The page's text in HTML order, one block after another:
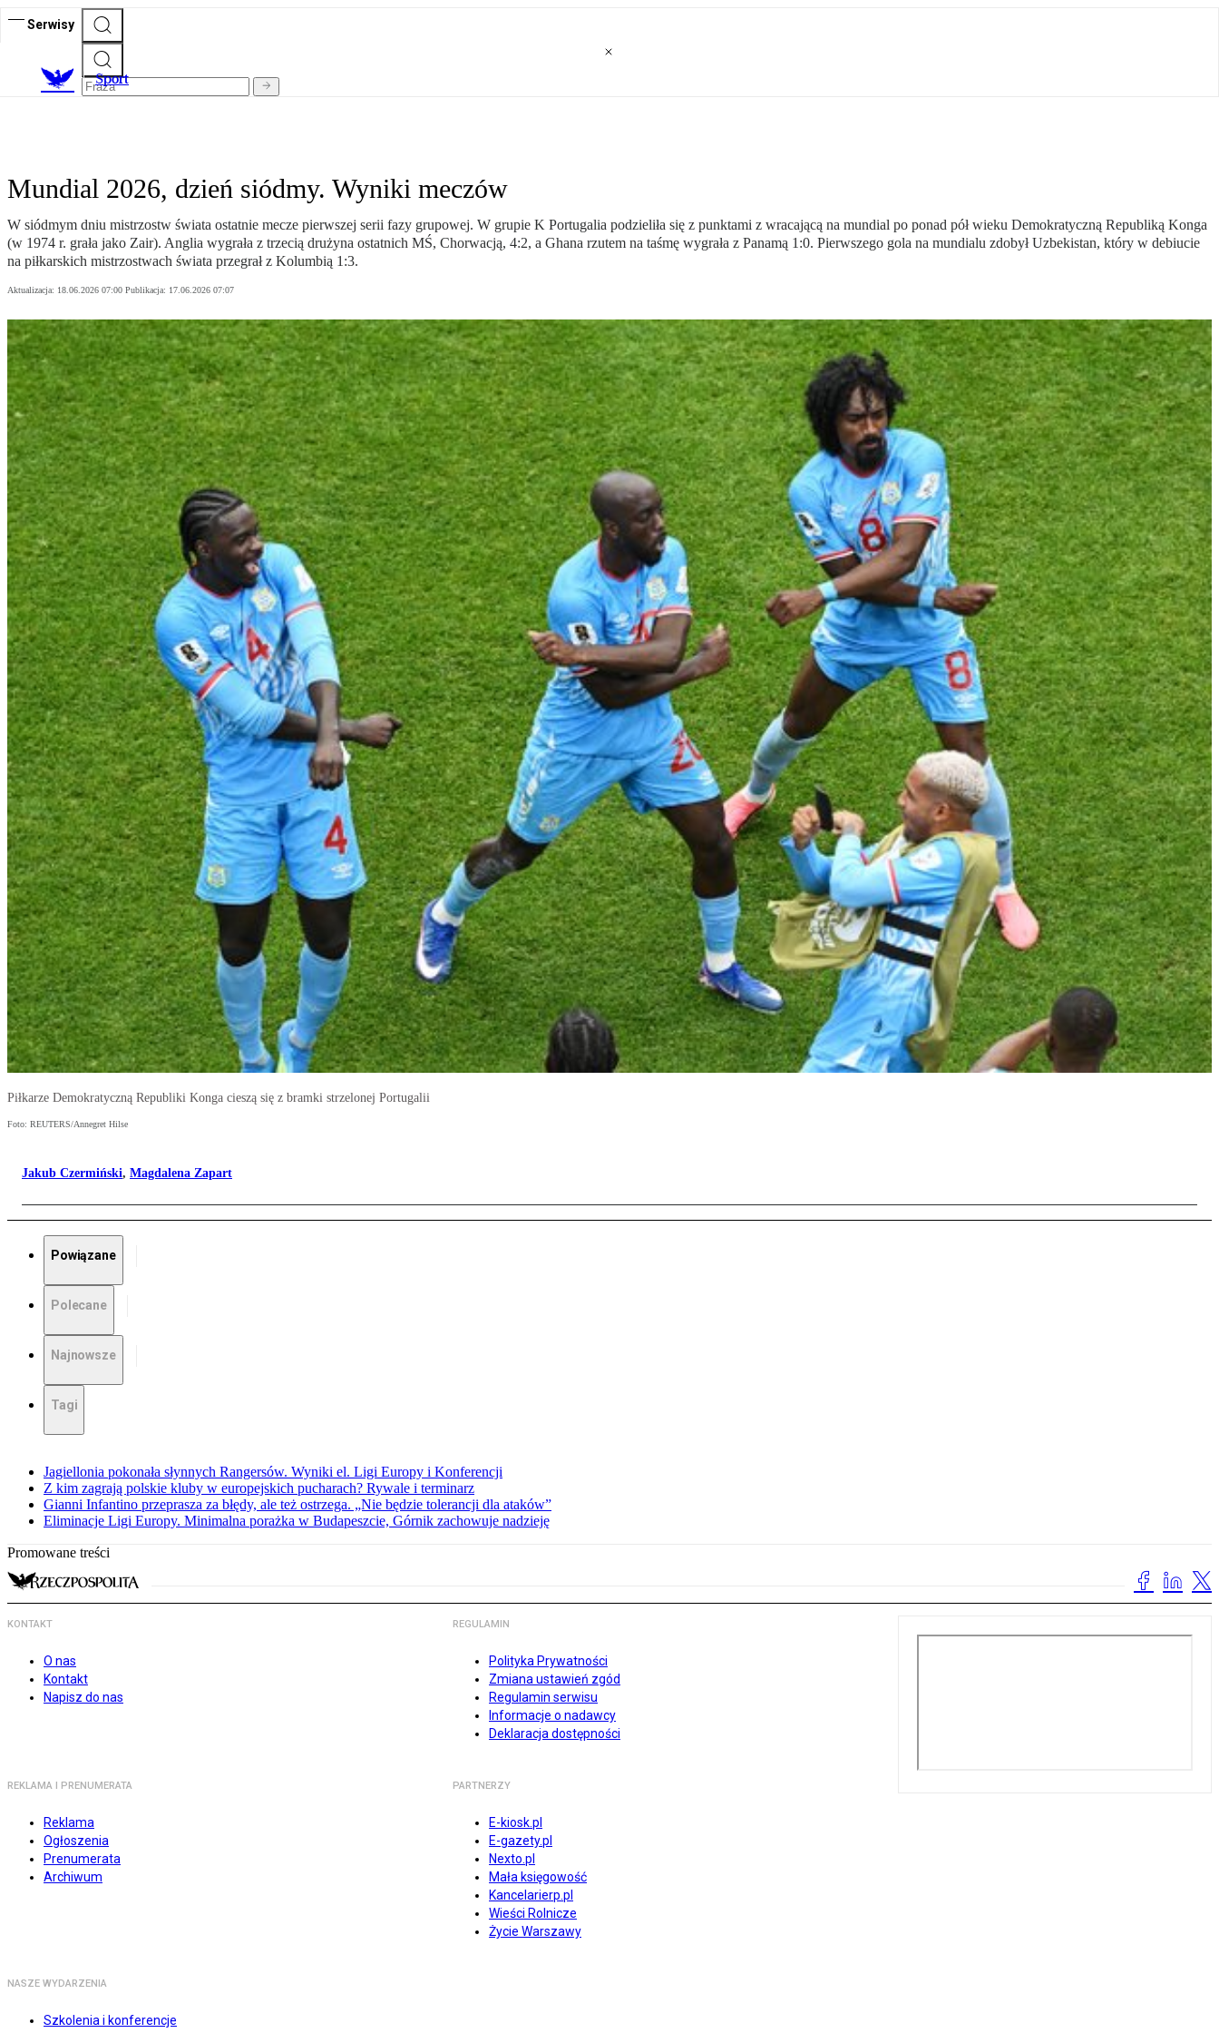
Serwisy
Sport
Mundial 2026, dzień siódmy. Wyniki meczów
W siódmym dniu mistrzostw świata ostatnie mecze pierwszej serii fazy grupowej. W grupie K Portugalia podzieliła się z punktami z wracającą na mundial po ponad pół wieku Demokratyczną Republiką Konga
(w 1974 r. grała jako Zair). Anglia wygrała z trzecią drużyna ostatnich MŚ, Chorwacją, 4:2, a Ghana rzutem na taśmę wygrała z Panamą 1:0. Pierwszego gola na mundialu zdobył Uzbekistan, który w debiucie
na piłkarskich mistrzostwach świata przegrał z Kolumbią 1:3.
Aktualizacja: 18.06.2026 07:00 Publikacja: 17.06.2026 07:07
Piłkarze Demokratyczną Republiki Konga cieszą się z bramki strzelonej Portugalii
Foto: REUTERS/Annegret Hilse
Jakub Czermiński, Magdalena Zapart
Powiązane
Polecane
Najnowsze
Tagi
Jagiellonia pokonała słynnych Rangersów. Wyniki el. Ligi Europy i Konferencji
Z kim zagrają polskie kluby w europejskich pucharach? Rywale i terminarz
Gianni Infantino przeprasza za błędy, ale też ostrzega. „Nie będzie tolerancji dla ataków”
Eliminacje Ligi Europy. Minimalna porażka w Budapeszcie, Górnik zachowuje nadzieję
Promowane treści
KONTAKT
O nas
Kontakt
Napisz do nas
REGULAMIN
Polityka Prywatności
Zmiana ustawień zgód
Regulamin serwisu
Informacje o nadawcy
Deklaracja dostępności
REKLAMA I PRENUMERATA
Reklama
Ogłoszenia
Prenumerata
Archiwum
PARTNERZY
E-kiosk.pl
E-gazety.pl
Nexto.pl
Mała księgowość
Kancelarierp.pl
Wieści Rolnicze
Życie Warszawy
NASZE WYDARZENIA
Szkolenia i konferencje